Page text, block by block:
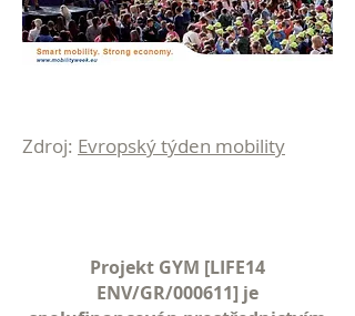
Zdroj: Evropský týden mobility
Projekt GYM [LIFE14
ENV/GR/000611] je